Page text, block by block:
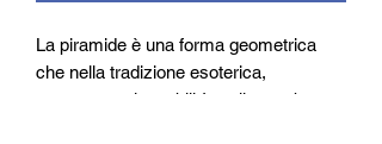
La piramide è una forma geometrica
che nella tradizione esoterica,
rappresenta la stabilità, nella sua base